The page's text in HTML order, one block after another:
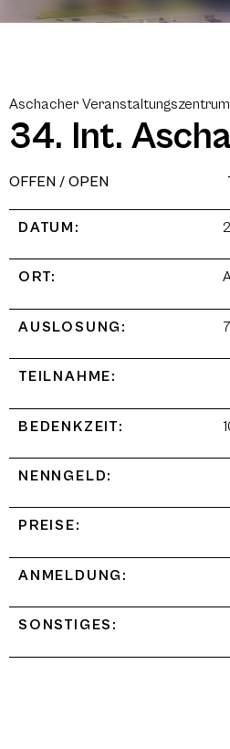
Aschacher
34. Int.
OFFEN / OPEN
DATUM:
ORT:
AUSLOSUNG:
TEILNAHME:
BEDENKZEIT:
NENNGELD:
PREISE:
ANMELDUNG:
SONSTIGES: